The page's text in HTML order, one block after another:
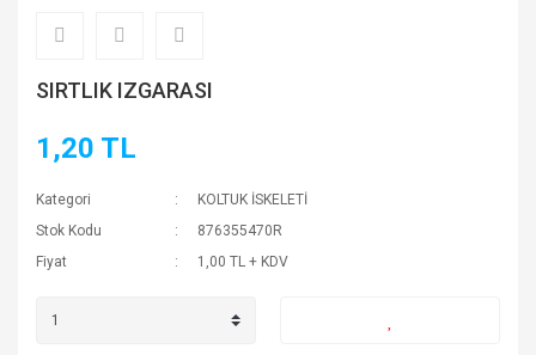
SIRTLIK IZGARASI
1,20 TL
Kategori
KOLTUK İSKELETİ
Stok Kodu
876355470R
Fiyat
1,00 TL + KDV